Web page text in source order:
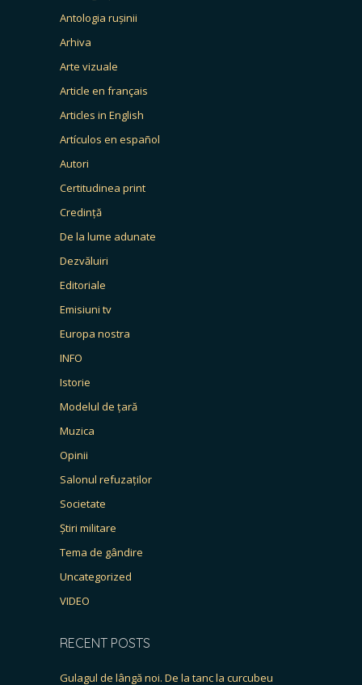
Antologia rușinii
Arhiva
Arte vizuale
Article en français
Articles in English
Artículos en español
Autori
Certitudinea print
Credință
De la lume adunate
Dezvăluiri
Editoriale
Emisiuni tv
Europa nostra
INFO
Istorie
Modelul de țară
Muzica
Opinii
Salonul refuzaților
Societate
Știri militare
Tema de gândire
Uncategorized
VIDEO
RECENT POSTS
Gulagul de lângă noi. De la tanc la curcubeu